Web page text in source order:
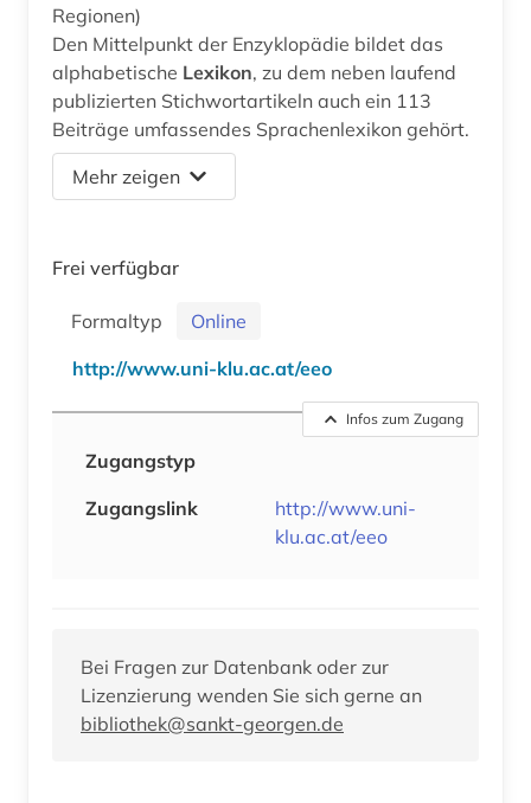
Regionen)
Den Mittelpunkt der Enzyklopädie bildet das
alphabetische Lexikon, zu dem neben laufend
publizierten Stichwortartikeln auch ein 113
Beiträge umfassendes Sprachenlexikon gehört.
Mehr zeigen
Frei verfügbar
Formaltyp
Online
http://www.uni-klu.ac.at/eeo
Infos zum Zugang
Zugangstyp
Zugangslink
http://www.uni-
klu.ac.at/eeo
Bei Fragen zur Datenbank oder zur
Lizenzierung wenden Sie sich gerne an
bibliothek@sankt-georgen.de